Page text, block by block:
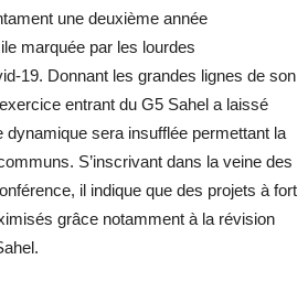
une deuxième année
marquée par les lourdes
19. Donnant les grandes lignes de son
entrant du G5 Sahel a laissé
dynamique sera insufflée permettant la
S’inscrivant dans la veine des
il indique que des projets à fort
grâce notamment à la révision